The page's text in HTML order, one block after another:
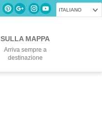
ITALIANO
SULLA MAPPA
Arriva sempre a
destinazione